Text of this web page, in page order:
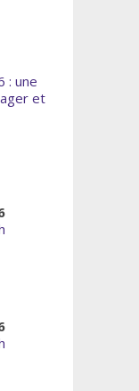
: une
et